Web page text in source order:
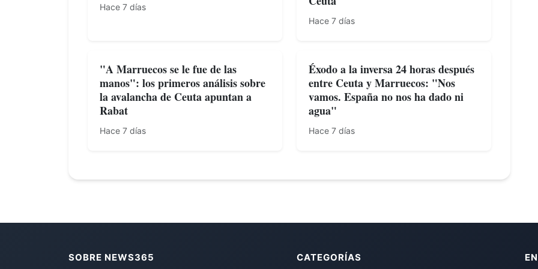
Hace 7 días
Hace 7 días
"A Marruecos se le fue de las
manos": los primeros análisis sobre
la avalancha de Ceuta apuntan a
Rabat
Hace 7 días
Éxodo a la inversa 24 horas después
entre Ceuta y Marruecos: "Nos
vamos. España no nos ha dado ni
agua"
Hace 7 días
SOBRE NEWS365 CATEGORÍAS